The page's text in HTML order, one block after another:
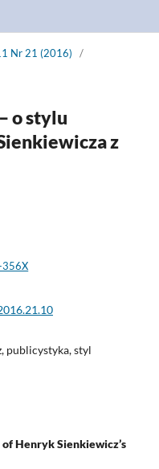
Nr 21 (2016)
/
o stylu
z
publicystyka, styl
Henryk Sienkiewicz’s